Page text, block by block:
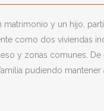
matrimonio y un hijo,
como dos viviendas
y zonas comunes. De
pudiendo